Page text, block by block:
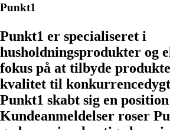
Punkt1
Punkt1 er specialiseret i
husholdningsprodukter og
fokus på at tilbyde
kvalitet til
Punkt1 skabt sig en
Kundeanmeldelser roser